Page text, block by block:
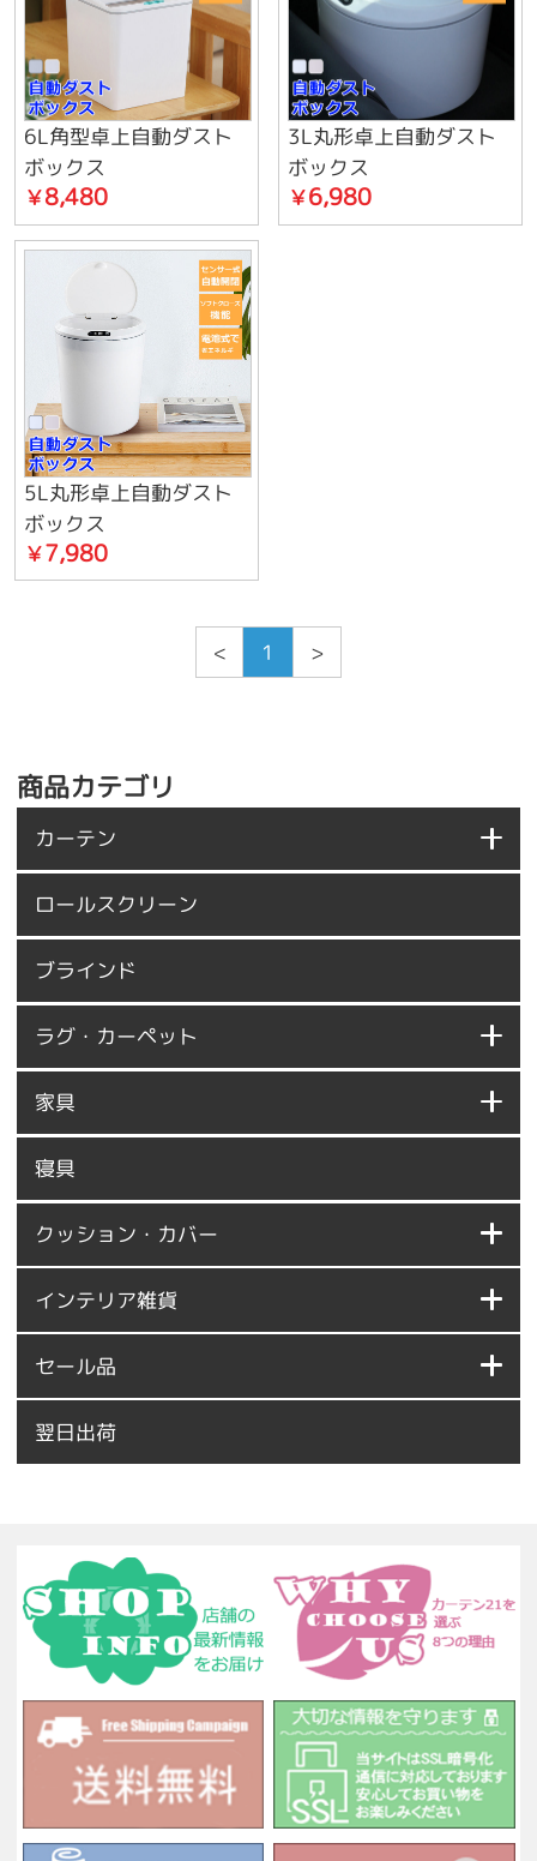
6L角型卓上自動ダスト
ボックス
￥8,480
3L丸形卓上自動ダスト
ボックス
￥6,980
5L丸形卓上自動ダスト
ボックス
￥7,980
< 1 >
商品カテゴリ
カーテン
ロールスクリーン
ブラインド
ラグ・カーペット
家具
寝具
クッション・カバー
インテリア雑貨
セール品
翌日出荷